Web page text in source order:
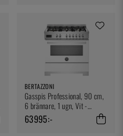
BERTAZZONI
Gasspis Professional, 90 cm,
6 brännare, 1 ugn, Vit -
Bertazzoni
63995:-